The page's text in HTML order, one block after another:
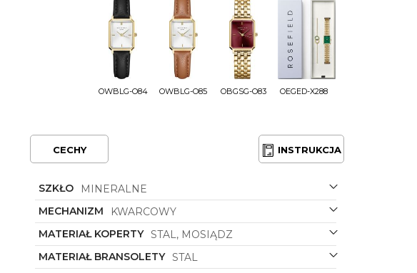
OWBLG-O84 OWBLG-O85 OBGSG-O83 OEGED-X288
CECHY INSTRUKCJA
SZKŁO
MINERALNE
MECHANIZM
KWARCOWY
MATERIAŁ KOPERTY STAL, MOSIĄDZ
MATERIAŁ BRANSOLETY STAL